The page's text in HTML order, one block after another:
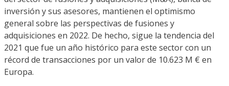
inversión y sus asesores, mantienen el optimismo
general sobre las perspectivas de fusiones y
adquisiciones en 2022. De hecho, sigue la tendencia del
2021 que fue un año histórico para este sector con un
récord de transacciones por un valor de 10.623 M € en
Europa.